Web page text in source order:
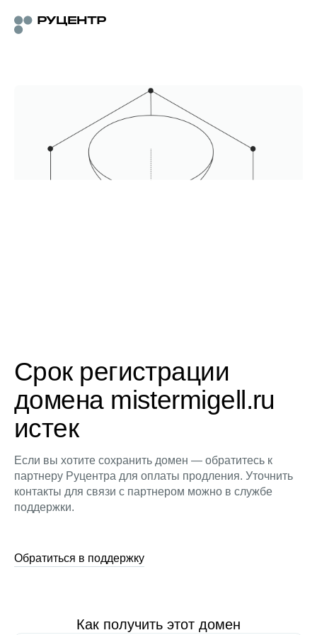
Срок регистрации
домена mistermigell.ru
истек
Если вы хотите сохранить домен — обратитесь к
партнеру Руцентра для оплаты продления. Уточнить
контакты для связи с партнером можно в службе
поддержки.
Обратиться в поддержку
Как получить этот домен